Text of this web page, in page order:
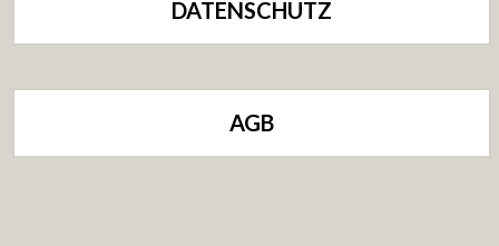
DATENSCHUTZ
AGB